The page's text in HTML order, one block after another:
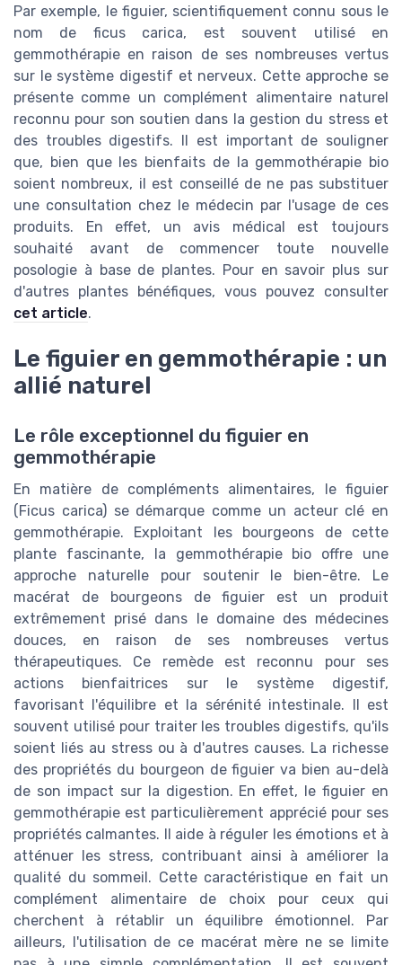
Par exemple, le figuier, scientifiquement connu sous le
nom de ficus carica, est souvent utilisé en
gemmothérapie en raison de ses nombreuses vertus
sur le système digestif et nerveux. Cette approche se
présente comme un complément alimentaire naturel
reconnu pour son soutien dans la gestion du stress et
des troubles digestifs. Il est important de souligner
que, bien que les bienfaits de la gemmothérapie bio
soient nombreux, il est conseillé de ne pas substituer
une consultation chez le médecin par l'usage de ces
produits. En effet, un avis médical est toujours
souhaité avant de commencer toute nouvelle
posologie à base de plantes. Pour en savoir plus sur
d'autres plantes bénéfiques, vous pouvez consulter
cet article.
Le figuier en gemmothérapie : un
allié naturel
Le rôle exceptionnel du figuier en
gemmothérapie
En matière de compléments alimentaires, le figuier
(Ficus carica) se démarque comme un acteur clé en
gemmothérapie. Exploitant les bourgeons de cette
plante fascinante, la gemmothérapie bio offre une
approche naturelle pour soutenir le bien-être. Le
macérat de bourgeons de figuier est un produit
extrêmement prisé dans le domaine des médecines
douces, en raison de ses nombreuses vertus
thérapeutiques. Ce remède est reconnu pour ses
actions bienfaitrices sur le système digestif,
favorisant l'équilibre et la sérénité intestinale. Il est
souvent utilisé pour traiter les troubles digestifs, qu'ils
soient liés au stress ou à d'autres causes. La richesse
des propriétés du bourgeon de figuier va bien au-delà
de son impact sur la digestion. En effet, le figuier en
gemmothérapie est particulièrement apprécié pour ses
propriétés calmantes. Il aide à réguler les émotions et à
atténuer les stress, contribuant ainsi à améliorer la
qualité du sommeil. Cette caractéristique en fait un
complément alimentaire de choix pour ceux qui
cherchent à rétablir un équilibre émotionnel. Par
ailleurs, l'utilisation de ce macérat mère ne se limite